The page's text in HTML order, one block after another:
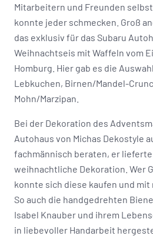
Mitarbeitern und Freunden
konnte jeder schmecken. Groß
das exklusiv für das Subaru
Weihnachtseis mit Waffeln vom
Homburg. Hier gab es die
Lebkuchen, Birnen/Mandel-
Mohn/Marzipan.
Bei der Dekoration des
Autohaus von Michas Dekostyle
fachmännisch beraten, er lieferte
weihnachtliche Dekoration. Wer
konnte sich diese kaufen und mit
So auch die handgedrehten
Isabel Knauber und ihrem
in liebevoller Handarbeit